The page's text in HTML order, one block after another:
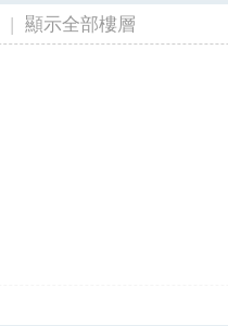
| 顯示全部樓層